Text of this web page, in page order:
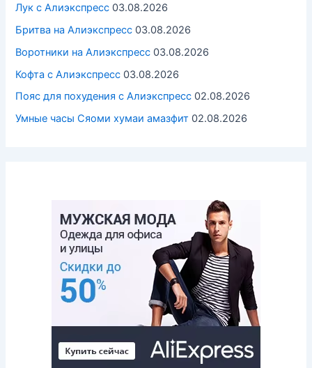
Лук с Алиэкспресс 03.08.2026
Бритва на Алиэкспресс 03.08.2026
Воротники на Алиэкспресс 03.08.2026
Кофта с Алиэкспресс 03.08.2026
Пояс для похудения с Алиэкспресс 02.08.2026
Умные часы Cяоми хумаи амазфит 02.08.2026